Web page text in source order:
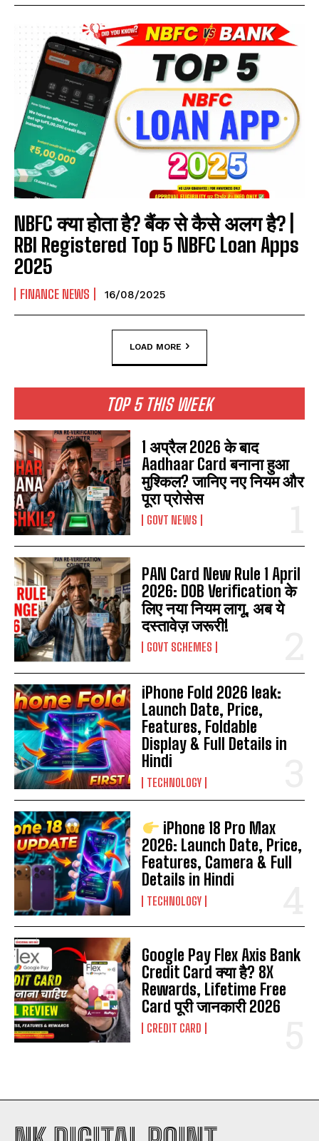
NBFC क्या होता है? बैंक से कैसे अलग है? |
RBI Registered Top 5 NBFC Loan Apps
2025
FINANCE NEWS 16/08/2025
LOAD MORE
TOP 5 THIS WEEK
1 अप्रैल 2026 के बाद
Aadhaar Card बनाना हुआ
मुश्किल? जानिए नए नियम और
पूरा प्रोसेस
GOVT NEWS
PAN Card New Rule 1 April
2026: DOB Verification के
लिए नया नियम लागू, अब ये
दस्तावेज़ जरूरी!
GOVT SCHEMES
iPhone Fold 2026 leak:
Launch Date, Price,
Features, Foldable
Display & Full Details in
Hindi
TECHNOLOGY
iPhone 18 Pro Max
2026: Launch Date, Price,
Features, Camera & Full
Details in Hindi
TECHNOLOGY
Google Pay Flex Axis Bank
Credit Card क्या है? 8X
Rewards, Lifetime Free
Card पूरी जानकारी 2026
CREDIT CARD